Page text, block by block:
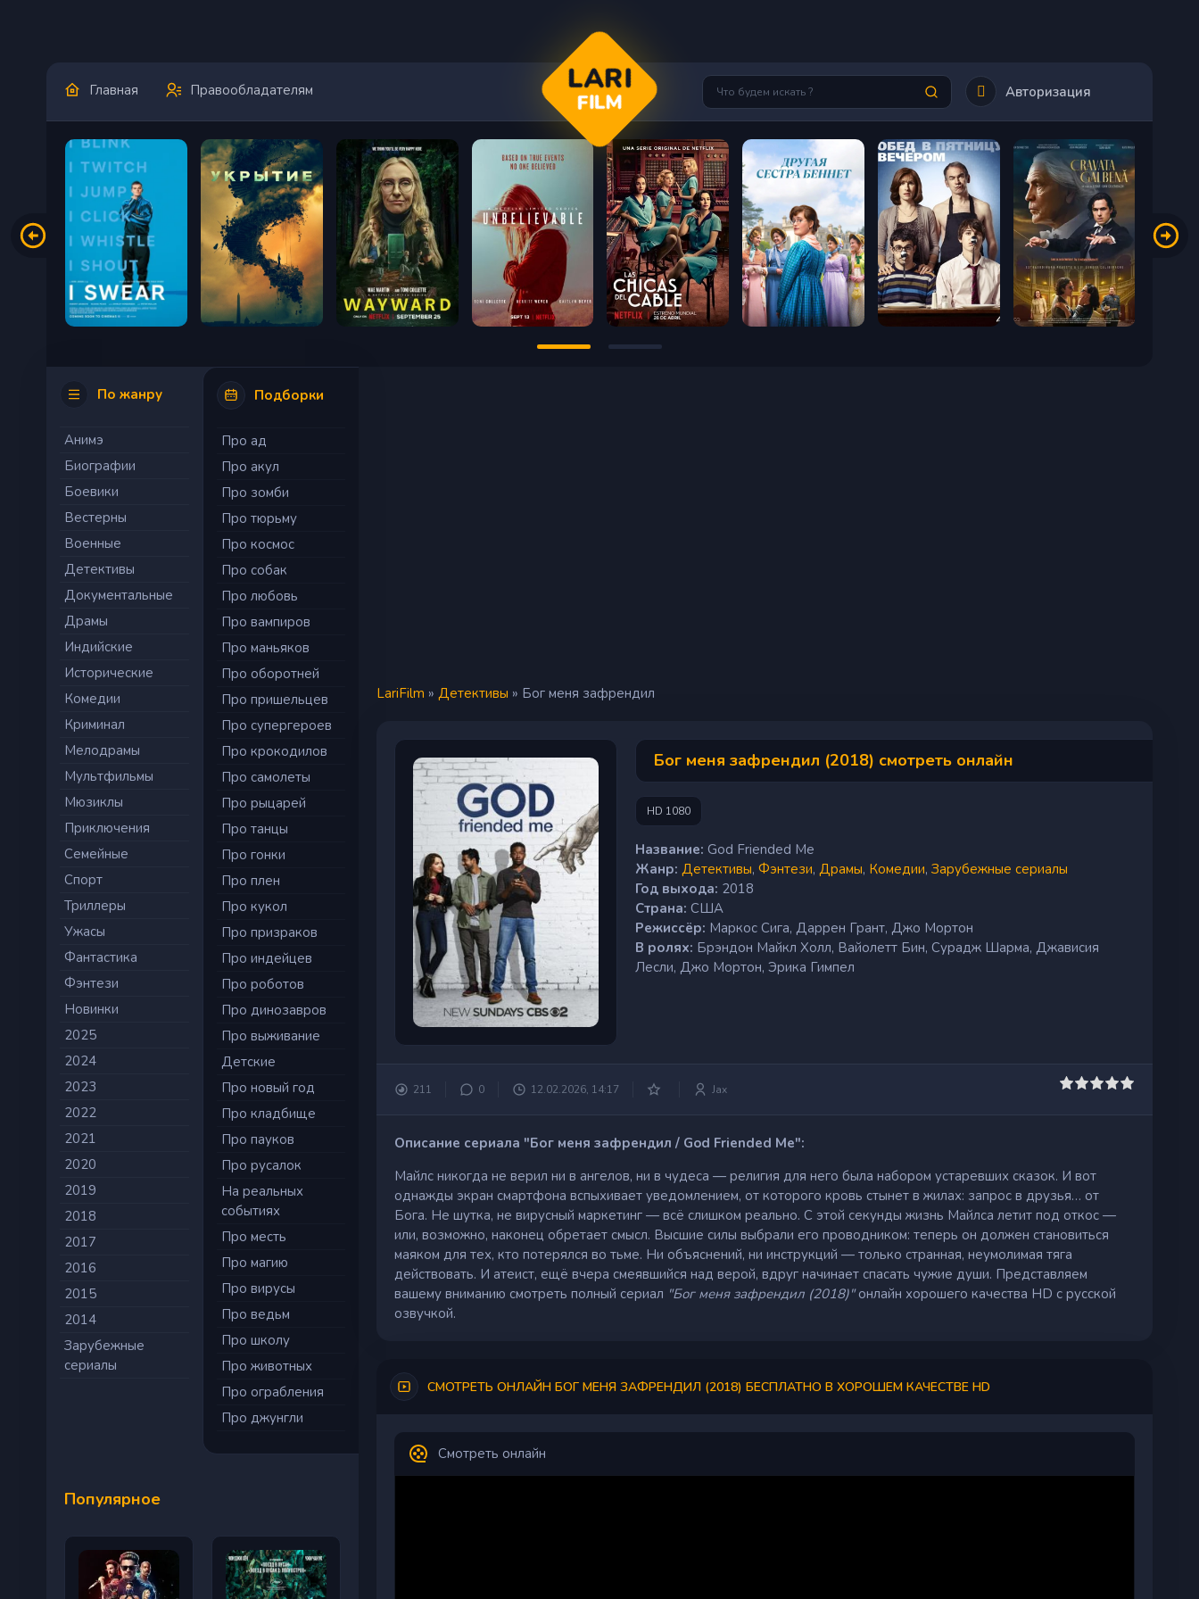
Главная Правообладателям LARI
FILM Авторизация
По жанру
Анимэ
Биографии
Боевики
Вестерны
Военные
Детективы
Документальные
Драмы
Индийские
Исторические
Комедии
Криминал
Мелодрамы
Мультфильмы
Мюзиклы
Приключения
Семейные
Cпорт
Триллеры
Ужасы
Фантастика
Фэнтези
Новинки
2025
2024
2023
2022
2021
2020
2019
2018
2017
2016
2015
2014
Зарубежные
сериалы
Подборки
Про ад
Про акул
Про зомби
Про тюрьму
Про космос
Про собак
Про любовь
Про вампиров
Про маньяков
Про оборотней
Про пришельцев
Про супергероев
Про крокодилов
Про самолеты
Про рыцарей
Про танцы
Про гонки
Про плен
Про кукол
Про призраков
Про индейцев
Про роботов
Про динозавров
Про выживание
Детские
Про новый год
Про кладбище
Про пауков
Про русалок
На реальных
событиях
Про месть
Про магию
Про вирусы
Про ведьм
Про школу
Про животных
Про ограбления
Про джунгли
Популярное
LariFilm » Детективы » Бог меня зафрендил
Бог меня зафрендил (2018) смотреть онлайн
HD 1080
Название: God Friended Me
Жанр: Детективы, Фэнтези, Драмы, Комедии, Зарубежные сериалы
Год выхода: 2018
Страна: США
Режиссёр: Маркос Сига, Даррен Грант, Джо Мортон
В ролях: Брэндон Майкл Холл, Вайолетт Бин, Сурадж Шарма, Джависия
Лесли, Джо Мортон, Эрика Гимпел
211 0 12.02.2026, 14:17 Jax
Описание сериала "Бог меня зафрендил / God Friended Me":
Майлс никогда не верил ни в ангелов, ни в чудеса — религия для него была набором устаревших сказок. И вот
однажды экран смартфона вспыхивает уведомлением, от которого кровь стынет в жилах: запрос в друзья… от
Бога. Не шутка, не вирусный маркетинг — всё слишком реально. С этой секунды жизнь Майлса летит под откос —
или, возможно, наконец обретает смысл. Высшие силы выбрали его проводником: теперь он должен становиться
маяком для тех, кто потерялся во тьме. Ни объяснений, ни инструкций — только странная, неумолимая тяга
действовать. И атеист, ещё вчера смеявшийся над верой, вдруг начинает спасать чужие души. Представляем
вашему вниманию смотреть полный сериал "Бог меня зафрендил (2018)"онлайн хорошего качества HD с русской
озвучкой.
СМОТРЕТЬ ОНЛАЙН БОГ МЕНЯ ЗАФРЕНДИЛ (2018) БЕСПЛАТНО В ХОРОШЕМ КАЧЕСТВЕ HD
Смотреть онлайн